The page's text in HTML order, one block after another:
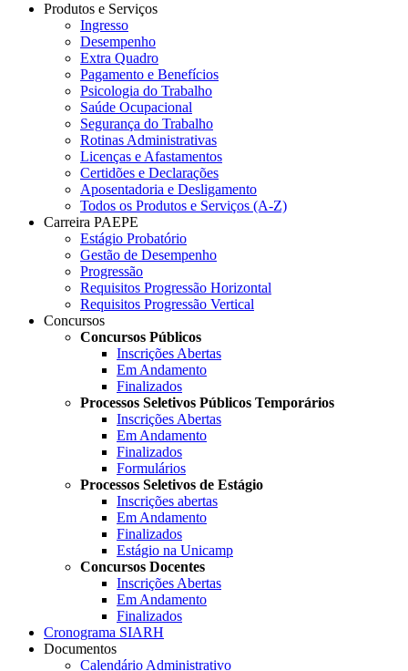
Produtos e Serviços
Ingresso
Desempenho
Extra Quadro
Pagamento e Benefícios
Psicologia do Trabalho
Saúde Ocupacional
Segurança do Trabalho
Rotinas Administrativas
Licenças e Afastamentos
Certidões e Declarações
Aposentadoria e Desligamento
Todos os Produtos e Serviços (A-Z)
Carreira PAEPE
Estágio Probatório
Gestão de Desempenho
Progressão
Requisitos Progressão Horizontal
Requisitos Progressão Vertical
Concursos
Concursos Públicos
Inscrições Abertas
Em Andamento
Finalizados
Processos Seletivos Públicos Temporários
Inscrições Abertas
Em Andamento
Finalizados
Formulários
Processos Seletivos de Estágio
Inscrições abertas
Em Andamento
Finalizados
Estágio na Unicamp
Concursos Docentes
Inscrições Abertas
Em Andamento
Finalizados
Cronograma SIARH
Documentos
Calendário Administrativo